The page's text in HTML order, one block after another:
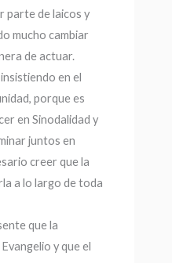
parte de laicos y
mucho cambiar
de actuar.
en el
porque es
en Sinodalidad y
juntos en
creer que la
a lo largo de toda
que la
y que el